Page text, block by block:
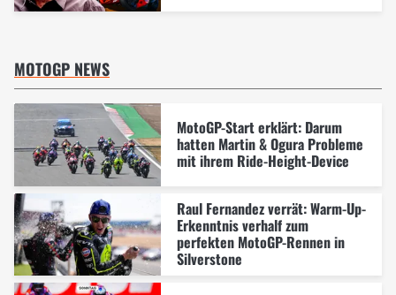
MOTOGP NEWS
MotoGP-Start erklärt: Darum
hatten Martin & Ogura Probleme
mit ihrem Ride-Height-Device
Raul Fernandez verrät: Warm-Up-
Erkenntnis verhalf zum
perfekten MotoGP-Rennen in
Silverstone